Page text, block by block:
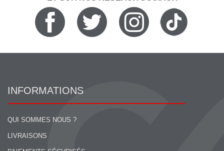
INFORMATIONS
QUI SOMMES NOUS ?
LIVRAISONS